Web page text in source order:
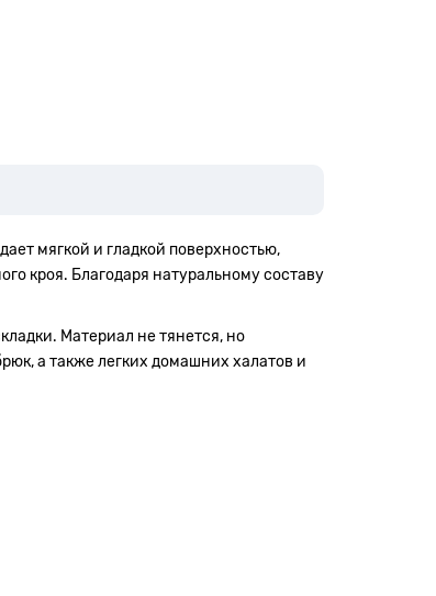
мягкой и гладкой поверхностью,
кроя. Благодаря натуральному составу
Материал не тянется, но
а также легких домашних халатов и